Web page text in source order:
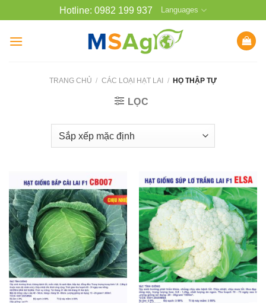
qua
nội
Hotline: 0982 199 937 Languages
TRANG CHỦ / CÁC LOẠI HẠT LAI / HỌ THẬP TỰ
LỌC